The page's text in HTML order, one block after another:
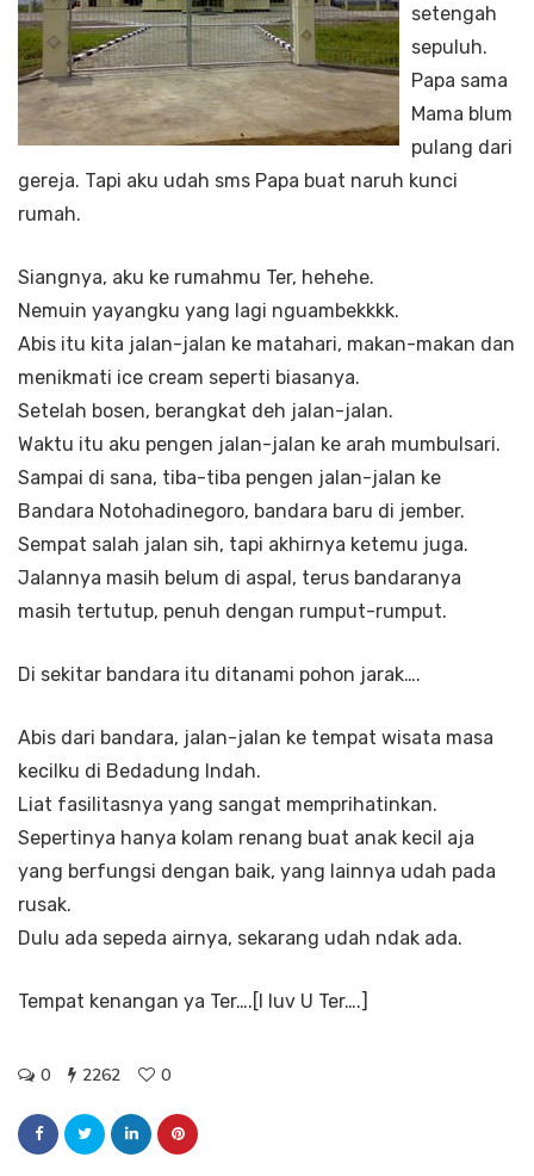
setengah
sepuluh.
Papa sama
Mama blum
pulang dari
gereja. Tapi aku udah sms Papa buat naruh kunci
rumah.
Siangnya, aku ke rumahmu Ter, hehehe.
Nemuin yayangku yang lagi nguambekkkk.
Abis itu kita jalan-jalan ke matahari, makan-makan dan
menikmati ice cream seperti biasanya.
Setelah bosen, berangkat deh jalan-jalan.
Waktu itu aku pengen jalan-jalan ke arah mumbulsari.
Sampai di sana, tiba-tiba pengen jalan-jalan ke
Bandara Notohadinegoro, bandara baru di jember.
Sempat salah jalan sih, tapi akhirnya ketemu juga.
Jalannya masih belum di aspal, terus bandaranya
masih tertutup, penuh dengan rumput-rumput.
Di sekitar bandara itu ditanami pohon jarak….
Abis dari bandara, jalan-jalan ke tempat wisata masa
kecilku di Bedadung Indah.
Liat fasilitasnya yang sangat memprihatinkan.
Sepertinya hanya kolam renang buat anak kecil aja
yang berfungsi dengan baik, yang lainnya udah pada
rusak.
Dulu ada sepeda airnya, sekarang udah ndak ada.
Tempat kenangan ya Ter….[I luv U Ter….]
0 2262 0